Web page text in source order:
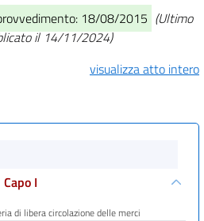
18/08/2015 (Ultimo
il 14/11/2024)
visualizza atto intero
Capo I
di libera circolazione delle merci